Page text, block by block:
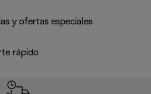
y ofertas especiales
rápido